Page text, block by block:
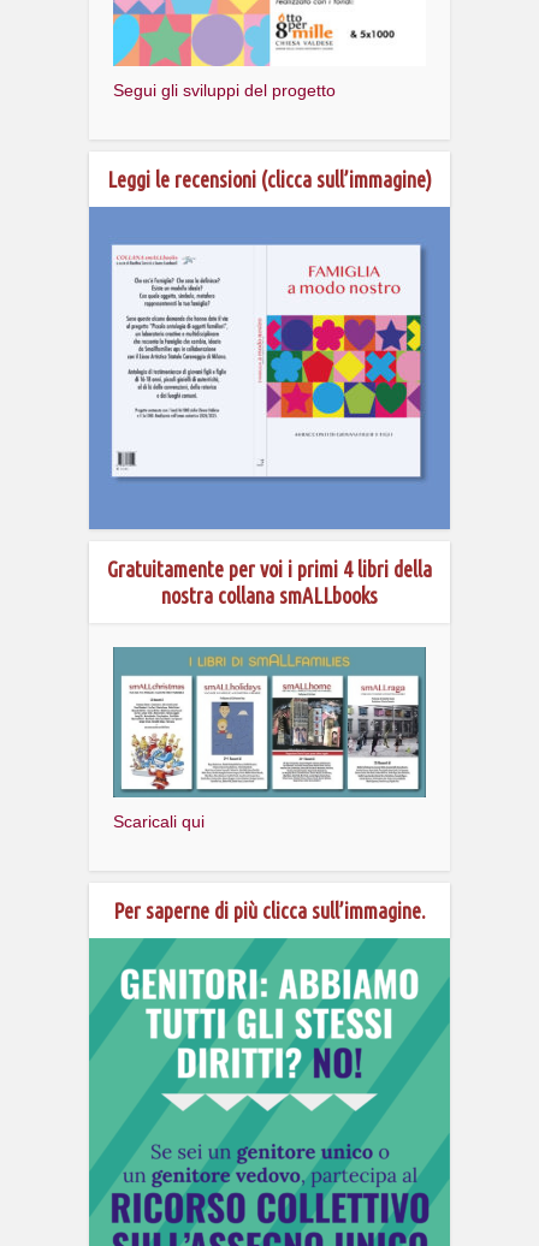
Segui gli sviluppi del progetto
Leggi le recensioni (clicca sull’immagine)
Gratuitamente per voi i primi 4 libri della
nostra collana smALLbooks
Scaricali qui
Per saperne di più clicca sull’immagine.